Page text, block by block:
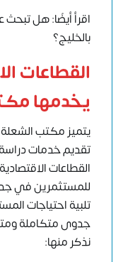
اقرأ أيضًا: هل
بالخليج؟
القطاعات
يخدمها
يتميز مكتب
تقديم خدمات
القطاعات
للمستثمرين في
تلبية احتياجات
جدوى متكاملة
نذكر منها: